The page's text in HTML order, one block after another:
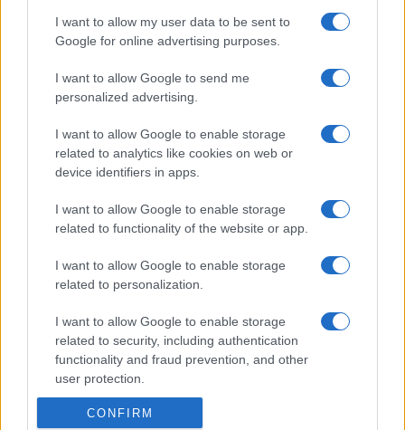
I want to allow my user data to be sent to
Google for online advertising purposes.
I want to allow Google to send me
personalized advertising.
I want to allow Google to enable storage
related to analytics like cookies on web or
device identifiers in apps.
I want to allow Google to enable storage
related to functionality of the website or app.
I want to allow Google to enable storage
related to personalization.
I want to allow Google to enable storage
related to security, including authentication
functionality and fraud prevention, and other
user protection.
CONFIRM
Post
navigation
PREV
na revista
«CONSTRUIR», especial
«Tektónica»
NEXT
Temos o orgulho de
anunciar que a EFAFLU
COTEC Portugal!
Desenvolvemos continuamente a nossa organização
e os nossos produtos!
FALE CONNOSCO